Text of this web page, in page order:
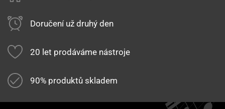
Doručení už druhý den
20 let prodáváme nástroje
90% produktů skladem